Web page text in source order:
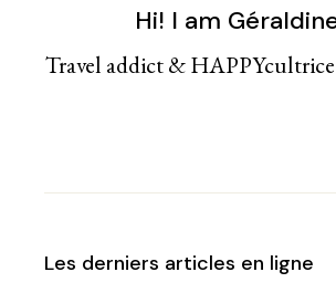
Hi! I am
Travel addict &
Les derniers articles en ligne